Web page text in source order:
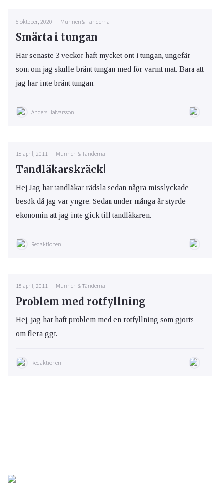
5 oktober, 2020 Munnen & Tänderna
Smärta i tungan
Har senaste 3 veckor haft mycket ont i tungan, ungefär
som om jag skulle bränt tungan med för varmt mat. Bara att
jag har inte bränt tungan.
Anders Halvarsson
18 april, 2011 Munnen & Tänderna
Tandläkarskräck!
Hej Jag har tandläkar rädsla sedan några misslyckade
besök då jag var yngre. Sedan under många år styrde
ekonomin att jag inte gick till tandläkaren.
Redaktionen
18 april, 2011 Munnen & Tänderna
Problem med rotfyllning
Hej, jag har haft problem med en rotfyllning som gjorts
om flera ggr.
Redaktionen